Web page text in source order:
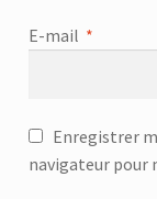
E-mail *
Enregistrer
navigateur pour